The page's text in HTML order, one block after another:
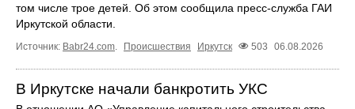
том числе трое детей. Об этом сообщила пресс‑служба ГАИ
Иркутской области.
Источник: Babr24.com. Происшествия Иркутск 503 06.08.2026
В Иркутске начали банкротить УКС